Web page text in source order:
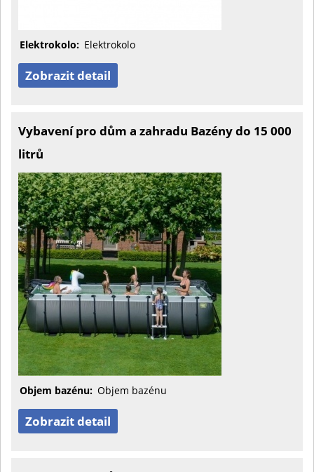
Elektrokolo: Elektrokolo
Zobrazit detail
Vybavení pro dům a zahradu Bazény do 15 000
litrů
Objem bazénu: Objem bazénu
Zobrazit detail